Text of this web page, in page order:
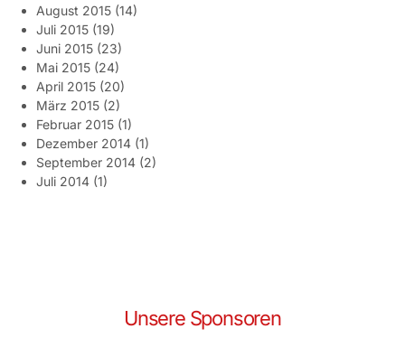
August 2015 (14)
Juli 2015 (19)
Juni 2015 (23)
Mai 2015 (24)
April 2015 (20)
März 2015 (2)
Februar 2015 (1)
Dezember 2014 (1)
September 2014 (2)
Juli 2014 (1)
Unsere Sponsoren